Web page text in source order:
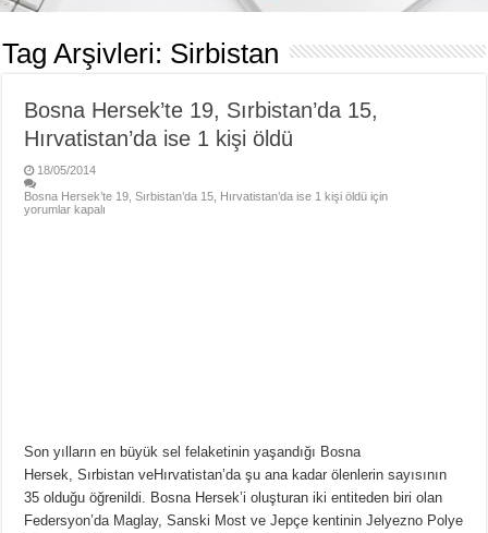
Tag Arşivleri: Sirbistan
Bosna Hersek’te 19, Sırbistan’da 15,
Hırvatistan’da ise 1 kişi öldü
18/05/2014
Bosna Hersek’te 19, Sırbistan’da 15, Hırvatistan’da ise 1 kişi öldü için
yorumlar kapalı
Son yılların en büyük sel felaketinin yaşandığı Bosna
Hersek, Sırbistan veHırvatistan’da şu ana kadar ölenlerin sayısının
35 olduğu öğrenildi. Bosna Hersek’i oluşturan iki entiteden biri olan
Federsyon’da Maglay, Sanski Most ve Jepçe kentinin Jelyezno Polye